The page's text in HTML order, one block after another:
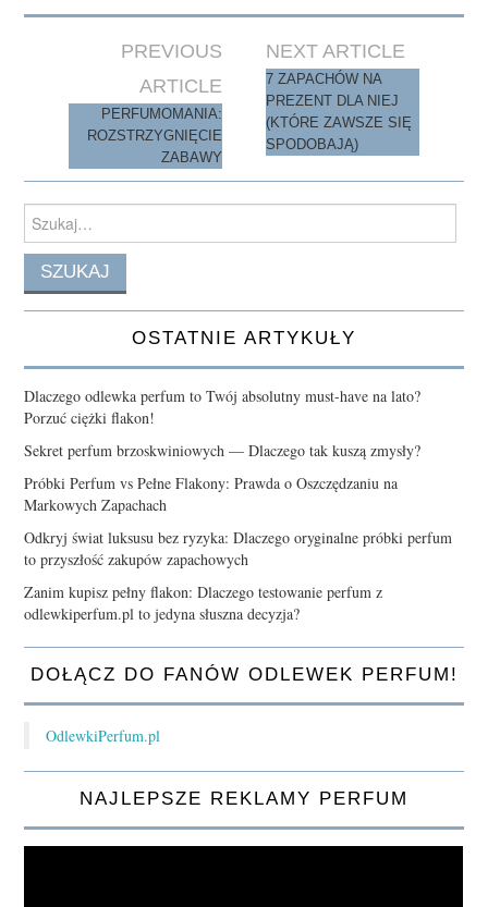
navigation
PREVIOUS
ARTICLE
PERFUMOMANIA:
ROZSTRZYGNIĘCIE
ZABAWY
NEXT ARTICLE
7 ZAPACHÓW NA
PREZENT DLA NIEJ
(KTÓRE ZAWSZE SIĘ
SPODOBAJĄ)
Search
for:
OSTATNIE ARTYKUŁY
Dlaczego odlewka perfum to Twój absolutny must-have na lato?
Porzuć ciężki flakon!
Sekret perfum brzoskwiniowych — Dlaczego tak kuszą zmysły?
Próbki Perfum vs Pełne Flakony: Prawda o Oszczędzaniu na
Markowych Zapachach
Odkryj świat luksusu bez ryzyka: Dlaczego oryginalne próbki perfum
to przyszłość zakupów zapachowych
Zanim kupisz pełny flakon: Dlaczego testowanie perfum z
odlewkiperfum.pl to jedyna słuszna decyzja?
DOŁĄCZ DO FANÓW ODLEWEK PERFUM!
OdlewkiPerfum.pl
NAJLEPSZE REKLAMY PERFUM